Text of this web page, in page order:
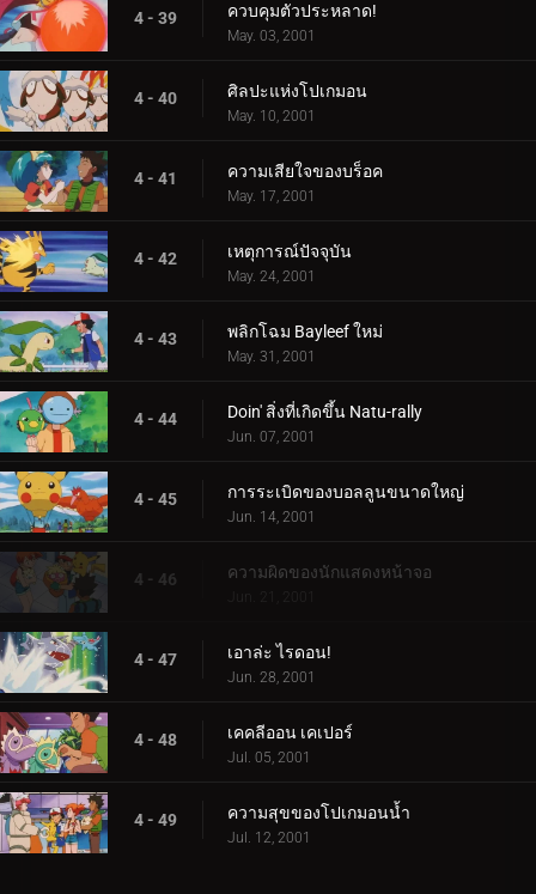
4 - 39 ควบคุมตัวประหลาด!
May. 03, 2001
4 - 40 ศิลปะแห่งโปเกมอน
May. 10, 2001
4 - 41 ความเสียใจของบร็อค
May. 17, 2001
4 - 42 เหตุการณ์ปัจจุบัน
May. 24, 2001
4 - 43 พลิกโฉม Bayleef ใหม่
May. 31, 2001
4 - 44 Doin' สิ่งที่เกิดขึ้น Natu-rally
Jun. 07, 2001
4 - 45 การระเบิดของบอลลูนขนาดใหญ่
Jun. 14, 2001
4 - 46 ความผิดของนักแสดงหน้าจอ
Jun. 21, 2001
4 - 47 เอาล่ะ ไรดอน!
Jun. 28, 2001
4 - 48 เคคลีออน เคเปอร์
Jul. 05, 2001
4 - 49 ความสุขของโปเกมอนน้ำ
Jul. 12, 2001